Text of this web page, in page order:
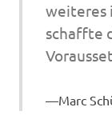
weiteres
schaffte
Marc